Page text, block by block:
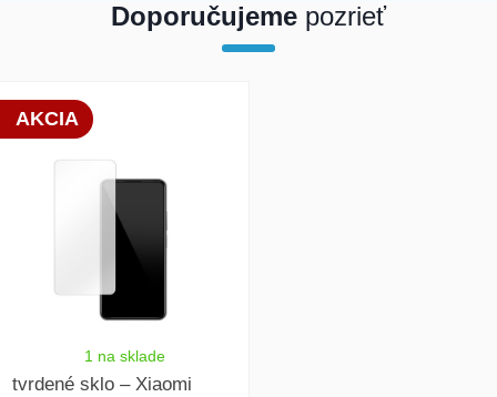
Doporučujeme pozrieť
AKCIA
1 na sklade
tvrdené sklo – Xiaomi